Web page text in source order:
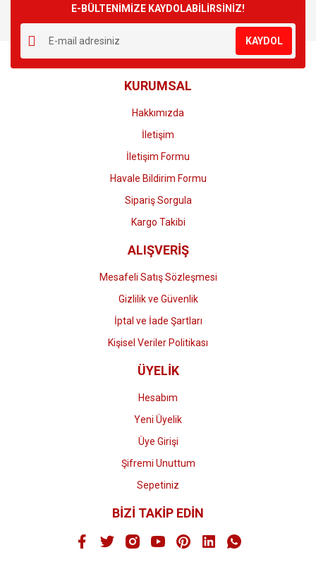
E-BÜLTENİMİZE KAYDOLABİLİRSİNİZ!
KAYDOL
KURUMSAL
Hakkımızda
İletişim
İletişim Formu
Havale Bildirim Formu
Sipariş Sorgula
Kargo Takibi
ALIŞVERİŞ
Mesafeli Satış Sözleşmesi
Gizlilik ve Güvenlik
İptal ve İade Şartları
Kişisel Veriler Politikası
ÜYELİK
Hesabım
Yeni Üyelik
Üye Girişi
Şifremi Unuttum
Sepetiniz
BİZİ TAKİP EDİN